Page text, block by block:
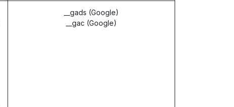
__gads (Google)
__gac (Google)